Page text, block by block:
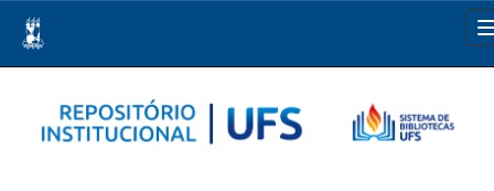
navigation